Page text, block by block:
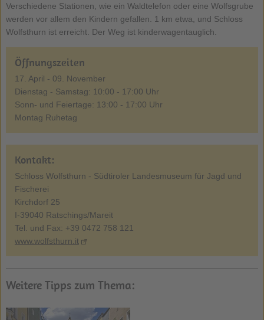
Verschiedene Stationen, wie ein Waldtelefon oder eine Wolfsgrube
werden vor allem den Kindern gefallen. 1 km etwa, und Schloss
Wolfsthurn ist erreicht. Der Weg ist kinderwagentauglich.
Öffnungszeiten
17. April - 09. November
Dienstag - Samstag: 10:00 - 17:00 Uhr
Sonn- und Feiertage: 13:00 - 17:00 Uhr
Montag Ruhetag
Kontakt:
Schloss Wolfsthurn - Südtiroler Landesmuseum für Jagd und
Fischerei
Kirchdorf 25
I-39040 Ratschings/Mareit
Tel. und Fax: +39 0472 758 121
www.wolfsthurn.it
Weitere Tipps zum Thema: